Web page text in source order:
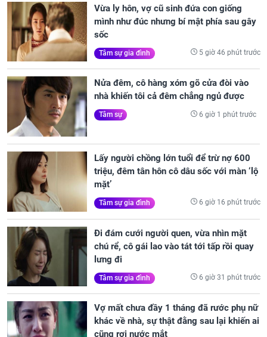
Vừa ly hôn, vợ cũ sinh đứa con giống
mình như đúc nhưng bí mật phía sau gây
sốc
Tâm sự gia đình 5 giờ 46 phút trước
Nửa đêm, cô hàng xóm gõ cửa đòi vào
nhà khiến tôi cả đêm chẳng ngủ được
Tâm sự 6 giờ 1 phút trước
Lấy người chồng lớn tuổi để trừ nợ 600
triệu, đêm tân hôn cô dâu sốc với màn ‘lộ
mặt’
Tâm sự gia đình 6 giờ 16 phút trước
Đi đám cưới người quen, vừa nhìn mặt
chú rể, cô gái lao vào tát tới tấp rồi quay
lưng đi
Tâm sự gia đình 6 giờ 31 phút trước
Vợ mất chưa đầy 1 tháng đã rước phụ nữ
khác về nhà, sự thật đằng sau lại khiến ai
cũng rơi nước mắt